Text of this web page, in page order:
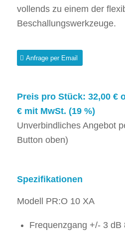
vollends zu einem der
Beschallungswerkzeuge.
Anfrage per Email
Preis pro Stück: 32,00 €
€ mit MwSt. (19 %)
Unverbindliches Angebot
Button oben)
Spezifikationen
Modell PR:O 10 XA
Frequenzgang +/- 3 dB